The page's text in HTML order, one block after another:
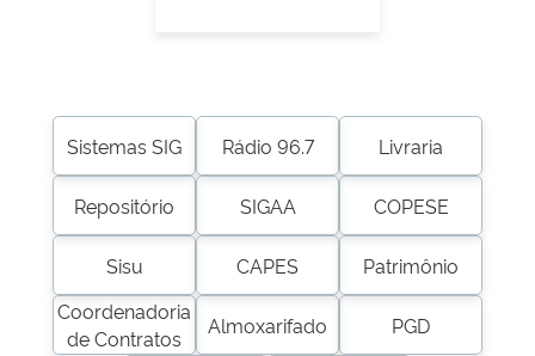
Sistemas SIG Rádio 96.7 Livraria
Repositório SIGAA COPESE
Sisu CAPES
Patrimônio
Coordenadoria
de Contratos
Almoxarifado
PGD